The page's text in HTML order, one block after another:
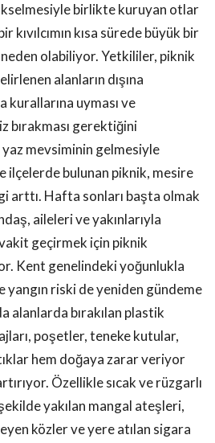
birlikte kuruyan otlar
kıvılcımın kısa sürede büyük bir
olabiliyor. Yetkililer, piknik
alanların dışına
kurallarına uyması ve
bırakması gerektiğini
yaz mevsiminin gelmesiyle
ilçelerde bulunan piknik, mesire
arttı. Hafta sonları başta olmak
aileleri ve yakınlarıyla
geçirmek için piknik
Kent genelindeki yoğunlukla
riski de yeniden gündeme
alanlarda bırakılan plastik
poşetler, teneke kutular,
hem doğaya zarar veriyor
Özellikle sıcak ve rüzgarlı
yakılan mangal ateşleri,
közler ve yere atılan sigara